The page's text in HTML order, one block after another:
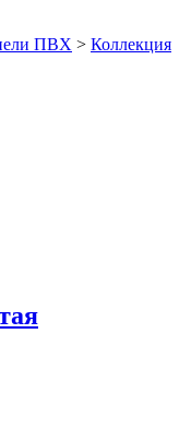
ПВХ > Коллекция